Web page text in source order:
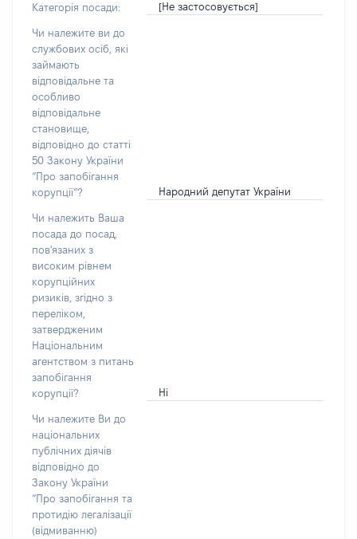
Категорія посади: [Не застосовується]
Чи належите ви до
службових осіб, які
займають
відповідальне та
особливо
відповідальне
становище,
відповідно до статті
50 Закону України
“Про запобігання
корупції”?
Народний депутат України
Чи належить Ваша
посада до посад,
пов'язаних з
високим рівнем
корупційних
ризиків, згідно з
переліком,
затвердженим
Національним
агентством з питань
запобігання
корупції?
Ні
Чи належите Ви до
національних
публічних діячів
відповідно до
Закону України
“Про запобігання та
протидію легалізації
(відмиванню)